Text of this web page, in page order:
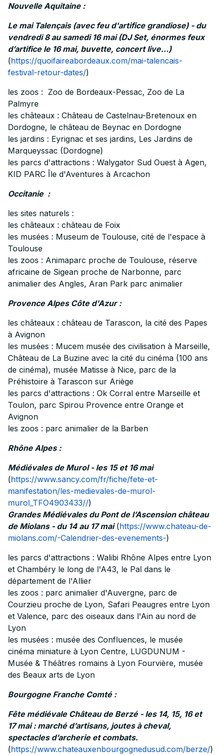
Nouvelle Aquitaine :
Le mai Talençais (avec feu d'artifice grandiose) - du
vendredi 8 au samedi 16 mai (DJ Set, énormes feux
d’artifice le 16 mai, buvette, concert live…)
(https://quoifaireabordeaux.com/mai-talencais-
festival-retour-dates/)
les zoos : Zoo de Bordeaux-Pessac, Zoo de La
Palmyre
les châteaux : Château de Castelnau-Bretenoux en
Dordogne, le château de Beynac en Dordogne
les jardins : Eyrignac et ses jardins, Les Jardins de
Marqueyssac (Dordogne)
les parcs d'attractions : Walygator Sud Ouest à Agen,
KID PARC Île d'Aventures à Arcachon
Occitanie :
les sites naturels :
les châteaux : château de Foix
les musées : Museum de Toulouse, cité de l'espace à
Toulouse
les zoos : Animaparc proche de Toulouse, réserve
africaine de Sigean proche de Narbonne, parc
animalier des Angles, Aran Park parc animalier
Provence Alpes Côte d'Azur :
les châteaux : château de Tarascon, la cité des Papes
à Avignon
les musées : Mucem musée des civilisation à Marseille,
Château de La Buzine avec la cité du cinéma (100 ans
de cinéma), musée Matisse à Nice, parc de la
Préhistoire à Tarascon sur Ariège
les parcs d'attractions : Ok Corral entre Marseille et
Toulon, parc Spirou Provence entre Orange et
Avignon
les zoos : parc animalier de la Barben
Rhône Alpes :
Médiévales de Murol - les 15 et 16 mai
(https://www.sancy.com/fr/fiche/fete-et-
manifestation/les-medievales-de-murol-
murol_TFO4903433//)
Grandes Médiévales du Pont de l’Ascension château
de Miolans - du 14 au 17 mai(https://www.chateau-de-
miolans.com/-Calendrier-des-evenements-)
les parcs d'attractions : Walibi Rhône Alpes entre Lyon
et Chambéry le long de l'A43, le Pal dans le
département de l'Allier
les zoos : parc animalier d'Auvergne, parc de
Courzieu proche de Lyon, Safari Peaugres entre Lyon
et Valence, parc des oiseaux dans l'Ain au nord de
Lyon
les musées : musée des Confluences, le musée
cinéma miniature à Lyon Centre, LUGDUNUM -
Musée & Théâtres romains à Lyon Fourvière, musée
des Beaux arts de Lyon
Bourgogne Franche Comté :
Fête médiévale Château de Berzé - les 14, 15, 16 et
17 mai : marché d’artisans, joutes à cheval,
spectacles d’archerie et combats.
(https://www.chateauxenbourgognedusud.com/berze/)